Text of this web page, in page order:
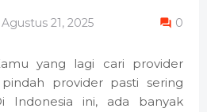
Agustus 21, 2025 0
yang lagi cari provider
provider pasti sering
Indonesia ini, ada banyak